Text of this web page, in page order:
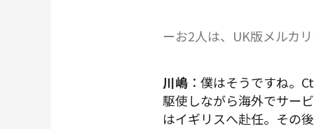
ーお2人は、UK版メルカ
川嶋 ：僕はそうですね。
駆使しながら海外でサー
はイギリスへ赴任。その